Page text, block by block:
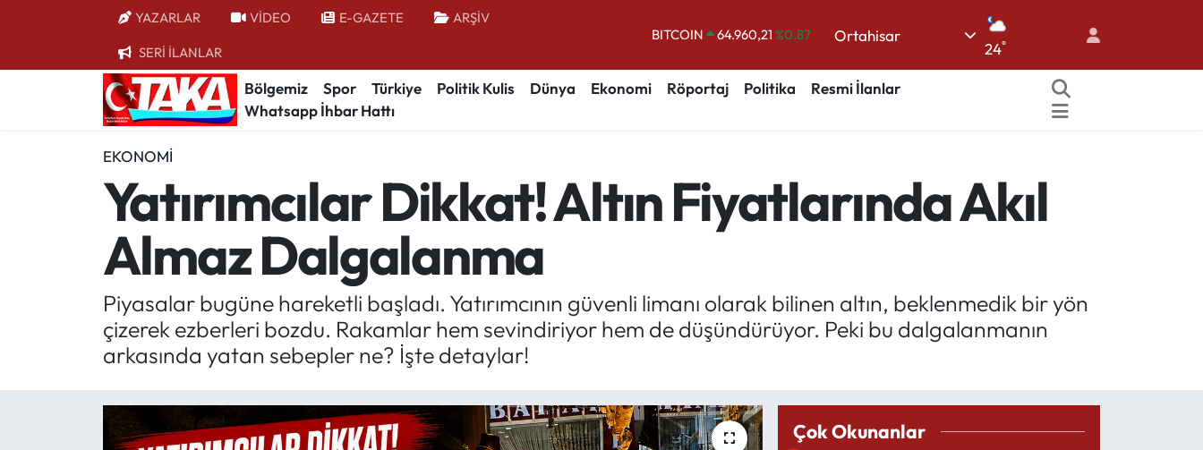
YAZARLAR VİDEO E-GAZETE ARŞİV
SERİ İLANLAR 47,7436
55,2510
%0.32
Ortahisar
24°
Bölgemiz Spor Türkiye Politik Kulis Dünya Ekonomi Röportaj Politika
Resmi İlanlar
Whatsapp İhbar Hattı
EKONOMI
Yatırımcılar Dikkat! Altın Fiyatlarında Akıl
Almaz Dalgalanma
Piyasalar bugüne hareketli başladı. Yatırımcının güvenli limanı olarak bilinen altın, beklenmedik bir yön
çizerek ezberleri bozdu. Rakamlar hem sevindiriyor hem de düşündürüyor. Peki bu dalgalanmanın
arkasında yatan sebepler ne? İşte detaylar!
Çok Okunanlar
Bölgemiz
Kültür/Sanat
Politik Kulis
Mektup Galeri
Trabzon Nöbetçi Eczaneler
Trabzon Hava Durumu
Trabzon Trafik Yoğunluk Haritası
Süper Lig Puan Durumu ve Fikstür
Tüm Manşetler
Son Dakika Haberleri
Haber Arşivi